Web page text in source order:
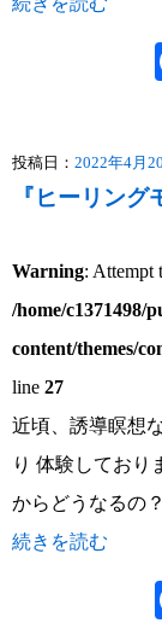
投稿日： 2022年4月
『ヒーリン
Warning: Attempt
/home/c1371498/
content/themes/
line 27
近頃、誘導瞑想
り 体験してお
からどうなるの
続きを読む